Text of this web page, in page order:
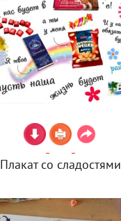
Плакат со сладостями